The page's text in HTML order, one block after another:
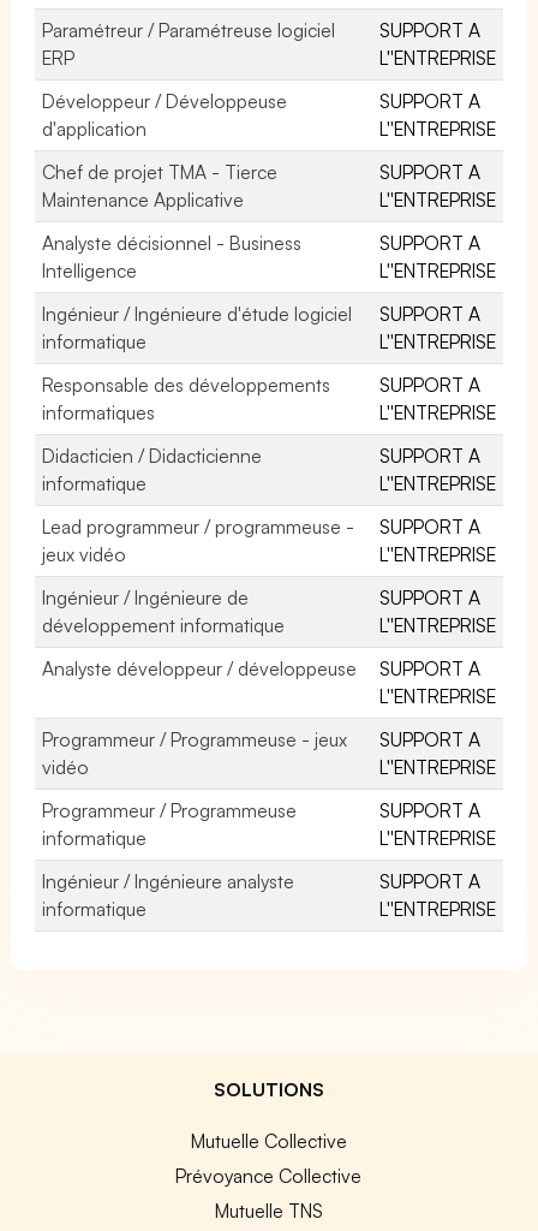
Paramétreur / Paramétreuse logiciel
ERP
SUPPORT A
L''ENTREPRISE
Développeur / Développeuse
d'application
SUPPORT A
L''ENTREPRISE
Chef de projet TMA - Tierce
Maintenance Applicative
SUPPORT A
L''ENTREPRISE
Analyste décisionnel - Business
Intelligence
SUPPORT A
L''ENTREPRISE
Ingénieur / Ingénieure d'étude logiciel
informatique
SUPPORT A
L''ENTREPRISE
Responsable des développements
informatiques
SUPPORT A
L''ENTREPRISE
Didacticien / Didacticienne
informatique
SUPPORT A
L''ENTREPRISE
Lead programmeur / programmeuse -
jeux vidéo
SUPPORT A
L''ENTREPRISE
Ingénieur / Ingénieure de
développement informatique
SUPPORT A
L''ENTREPRISE
Analyste développeur / développeuse
SUPPORT A
L''ENTREPRISE
Programmeur / Programmeuse - jeux
vidéo
SUPPORT A
L''ENTREPRISE
Programmeur / Programmeuse
informatique
SUPPORT A
L''ENTREPRISE
Ingénieur / Ingénieure analyste
informatique
SUPPORT A
L''ENTREPRISE
SOLUTIONS
Mutuelle Collective
Prévoyance Collective
Mutuelle TNS